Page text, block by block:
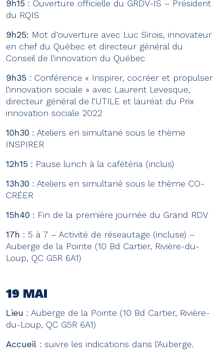
9h15 : Ouverture officielle du GRDV-IS – Président
du RQIS
9h25: Mot d’ouverture avec Luc Sirois, innovateur
en chef du Québec et directeur général du
Conseil de l’innovation du Québec
9h35 : Conférence « Inspirer, cocréer et propulser
l’innovation sociale » avec Laurent Levesque,
directeur général de l’UTILE et lauréat du Prix
innovation sociale 2022
10h30 : Ateliers en simultané sous le thème
INSPIRER
12h15 : Pause lunch à la cafétéria (inclus)
13h30 : Ateliers en simultané sous le thème CO-
CRÉER
15h40 : Fin de la première journée du Grand RDV
17h : 5 à 7 – Activité de réseautage (incluse) –
Auberge de la Pointe (10 Bd Cartier, Rivière-du-
Loup, QC G5R 6A1)
19 MAI
Lieu : Auberge de la Pointe (10 Bd Cartier, Rivière-
du-Loup, QC G5R 6A1)
Accueil : suivre les indications dans l’Auberge.